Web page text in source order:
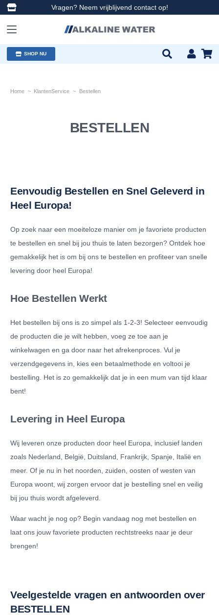
Vragen? Neem vrijblijvend contact op!
SHOP NU
Home ~ KlantenService ~ Bestellen
BESTELLEN
Eenvoudig Bestellen en Snel Geleverd in
Heel Europa!
Op zoek naar een moeiteloze manier om je favoriete producten
te bestellen en snel bij jou thuis te laten bezorgen? Ontdek hoe
gemakkelijk het is om bij ons te bestellen en profiteer van snelle
levering door heel Europa!
Hoe Bestellen Werkt
Het bestellen bij ons is zo simpel als 1-2-3! Selecteer eenvoudig
de producten die je wilt hebben, voeg ze toe aan je
winkelwagen en ga door naar het afrekenproces. Vul je
verzendgegevens in, kies een betaalmethode en voltooi je
bestelling. Het is zo gemakkelijk dat je in een mum van tijd klaar
bent!
Levering in Heel Europa
Wij leveren onze producten door heel Europa, inclusief landen
zoals Nederland, België, Duitsland, Frankrijk, Spanje, Italië en
meer. Of je nu in het noorden, zuiden, oosten of westen van
Europa woont, wij zorgen ervoor dat je bestelling snel en veilig
bij jou thuis wordt afgeleverd.
Waar wacht je nog op? Begin vandaag nog met bestellen en
laat ons jouw favoriete producten rechtstreeks naar je deur
brengen!
Veelgestelde vragen en antwoorden over
BESTELLEN